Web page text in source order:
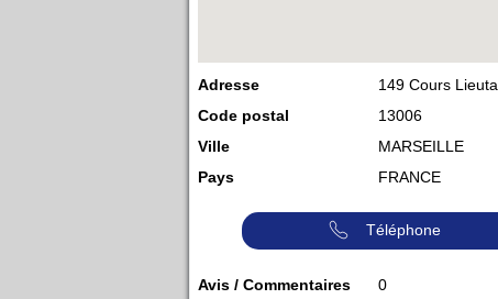
Adresse
149 Cours
Code postal
13006
Ville
MARSEILLE
Pays
FRANCE
Téléphone
Avis / Commentaires
0